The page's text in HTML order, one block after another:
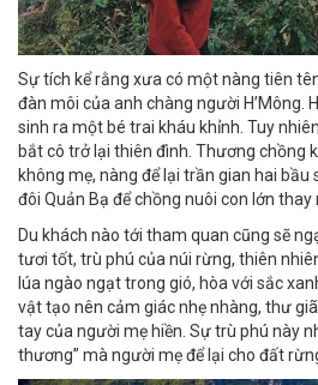
Sự tích kể rằng xưa có một nàng tiên
đàn môi của anh chàng người H’Mông.
sinh ra một bé trai kháu khỉnh. Tuy
bắt cô trở lại thiên đình. Thương chồng
không mẹ, nàng để lại trần gian hai bầu
đôi Quản Bạ để chồng nuôi con lớn thay
Du khách nào tới tham quan cũng sẽ
tươi tốt, trù phú của núi rừng, thiên
lúa ngào ngạt trong gió, hòa với sắc
vật tạo nên cảm giác nhẹ nhàng, thư
tay của người mẹ hiền. Sự trù phú này
thương” mà người mẹ để lại cho đất